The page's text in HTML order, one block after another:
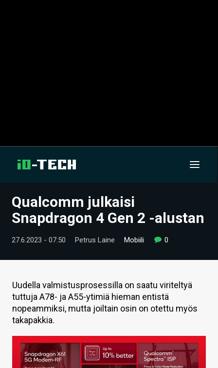
UUTISET
TIETOA
HINTA.FI
VAIHDA TEEMA
Qualcomm julkaisi
Snapdragon 4 Gen 2 -alustan
27.6.2023 - 07:50 Petrus Laine Mobiili 0
Uudella valmistusprosessilla on saatu viriteltyä
tuttuja A78- ja A55-ytimiä hieman entistä
nopeammiksi, mutta joiltain osin on otettu myös
takapakkia.